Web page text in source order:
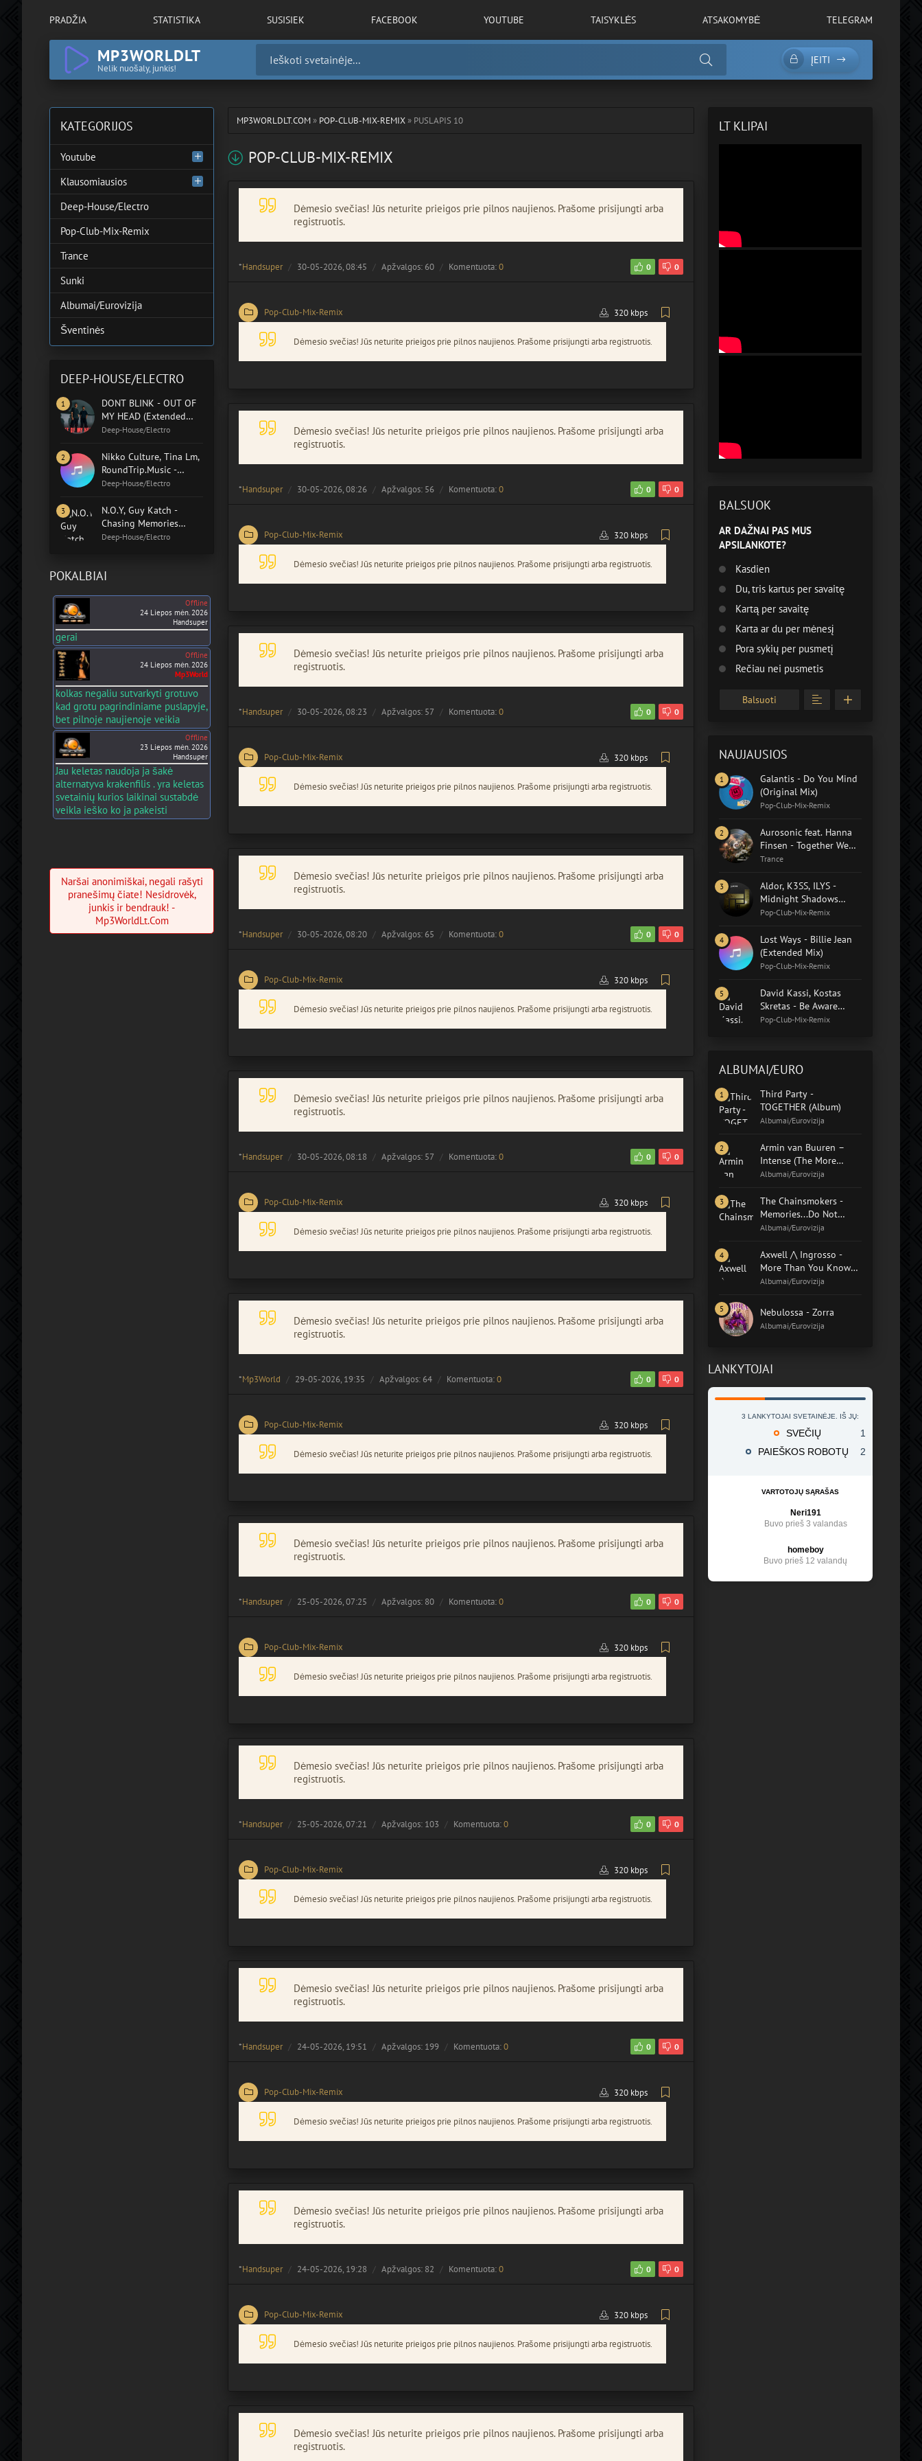
PRADŽIA STATISTIKA SUSISIEK FACEBOOK YOUTUBE TAISYKLĖS ATSAKOMYBĖ TELEGRAM
MP3WORLDLT
Nelik nuošaly, junkis!
ĮEITI
MP3WORLDLT.COM» POP-CLUB-MIX-REMIX» PUSLAPIS 10
POP-CLUB-MIX-REMIX
Dėmesio svečias! Jūs neturite prieigos prie pilnos naujienos. Prašome prisijungti arba
registruotis.
*Handsuper 30-05-2026, 08:45 Apžvalgos: 60 Komentuota:0 0 0
Pop-Club-Mix-Remix 320 kbps
Dėmesio svečias! Jūs neturite prieigos prie pilnos naujienos. Prašome prisijungti arba registruotis.
Dėmesio svečias! Jūs neturite prieigos prie pilnos naujienos. Prašome prisijungti arba
registruotis.
*Handsuper 30-05-2026, 08:26 Apžvalgos: 56 Komentuota:0 0 0
Pop-Club-Mix-Remix 320 kbps
Dėmesio svečias! Jūs neturite prieigos prie pilnos naujienos. Prašome prisijungti arba registruotis.
Dėmesio svečias! Jūs neturite prieigos prie pilnos naujienos. Prašome prisijungti arba
registruotis.
*Handsuper 30-05-2026, 08:23 Apžvalgos: 57 Komentuota:0 0 0
Pop-Club-Mix-Remix 320 kbps
Dėmesio svečias! Jūs neturite prieigos prie pilnos naujienos. Prašome prisijungti arba registruotis.
Dėmesio svečias! Jūs neturite prieigos prie pilnos naujienos. Prašome prisijungti arba
registruotis.
*Handsuper 30-05-2026, 08:20 Apžvalgos: 65 Komentuota:0 0 0
Pop-Club-Mix-Remix 320 kbps
Dėmesio svečias! Jūs neturite prieigos prie pilnos naujienos. Prašome prisijungti arba registruotis.
Dėmesio svečias! Jūs neturite prieigos prie pilnos naujienos. Prašome prisijungti arba
registruotis.
*Handsuper 30-05-2026, 08:18 Apžvalgos: 57 Komentuota:0 0 0
Pop-Club-Mix-Remix 320 kbps
Dėmesio svečias! Jūs neturite prieigos prie pilnos naujienos. Prašome prisijungti arba registruotis.
Dėmesio svečias! Jūs neturite prieigos prie pilnos naujienos. Prašome prisijungti arba
registruotis.
*Mp3World 29-05-2026, 19:35 Apžvalgos: 64 Komentuota:0 0 0
Pop-Club-Mix-Remix 320 kbps
Dėmesio svečias! Jūs neturite prieigos prie pilnos naujienos. Prašome prisijungti arba registruotis.
Dėmesio svečias! Jūs neturite prieigos prie pilnos naujienos. Prašome prisijungti arba
registruotis.
*Handsuper 25-05-2026, 07:25 Apžvalgos: 80 Komentuota:0 0 0
Pop-Club-Mix-Remix 320 kbps
Dėmesio svečias! Jūs neturite prieigos prie pilnos naujienos. Prašome prisijungti arba registruotis.
Dėmesio svečias! Jūs neturite prieigos prie pilnos naujienos. Prašome prisijungti arba
registruotis.
*Handsuper 25-05-2026, 07:21 Apžvalgos: 103 Komentuota:0 0 0
Pop-Club-Mix-Remix 320 kbps
Dėmesio svečias! Jūs neturite prieigos prie pilnos naujienos. Prašome prisijungti arba registruotis.
Dėmesio svečias! Jūs neturite prieigos prie pilnos naujienos. Prašome prisijungti arba
registruotis.
*Handsuper 24-05-2026, 19:51 Apžvalgos: 199 Komentuota:0 0 0
Pop-Club-Mix-Remix 320 kbps
Dėmesio svečias! Jūs neturite prieigos prie pilnos naujienos. Prašome prisijungti arba registruotis.
Dėmesio svečias! Jūs neturite prieigos prie pilnos naujienos. Prašome prisijungti arba
registruotis.
*Handsuper 24-05-2026, 19:28 Apžvalgos: 82 Komentuota:0 0 0
Pop-Club-Mix-Remix 320 kbps
Dėmesio svečias! Jūs neturite prieigos prie pilnos naujienos. Prašome prisijungti arba registruotis.
Dėmesio svečias! Jūs neturite prieigos prie pilnos naujienos. Prašome prisijungti arba
registruotis.
KATEGORIJOS
Youtube
Klausomiausios
Deep-House/Electro
Pop-Club-Mix-Remix
Trance
Sunki
Albumai/Eurovizija
Šventinės
DEEP-HOUSE/ELECTRO
DONT BLINK - OUT OF
MY HEAD (Extended
Mix)
Deep-House/Electro
Nikko Culture, Tina Lm,
RoundTrip.Music -
Home In You (Original
Deep-House/Electro
N.O.Y, Guy Katch -
Chasing Memories
(Extended Mix)
Deep-House/Electro
POKALBIAI
Offline
24 Liepos mėn. 2026
Handsuper
gerai
Offline
24 Liepos mėn. 2026
Mp3World
kolkas negaliu sutvarkyti grotuvo
kad grotu pagrindiniame puslapyje,
bet pilnoje naujienoje veikia
Offline
23 Liepos mėn. 2026
Handsuper
Jau keletas naudoja ja šakė
alternatyva krakenfilis . yra keletas
svetainių kurios laikinai sustabdė
veikla ieško ko ja pakeisti
Naršai anonimiškai, negali rašyti
pranešimų čiate! Nesidrovėk,
junkis ir bendrauk! -
Mp3WorldLt.Com
LT KLIPAI
BALSUOK
AR DAŽNAI PAS MUS
APSILANKOTE?
Kasdien
Du, tris kartus per savaitę
Kartą per savaitę
Karta ar du per mėnesį
Pora sykių per pusmetį
Rečiau nei pusmetis
Balsuoti
NAUJAUSIOS
Galantis - Do You Mind
(Original Mix)
Pop-Club-Mix-Remix
Aurosonic feat. Hanna
Finsen - Together We
Heal (Extended Mix)
Trance
Aldor, K3SS, ILYS -
Midnight Shadows
(Aldor Extended Remix)
Pop-Club-Mix-Remix
Lost Ways - Billie Jean
(Extended Mix)
Pop-Club-Mix-Remix
David Kassi, Kostas
Skretas - Be Aware
(Extended Mix)
Pop-Club-Mix-Remix
ALBUMAI/EURO
Third Party -
TOGETHER (Album)
Albumai/Eurovizija
Armin van Buuren –
Intense (The More
Intense Edition)
Albumai/Eurovizija
The Chainsmokers -
Memories...Do Not
Open (Album)
Albumai/Eurovizija
Axwell /\ Ingrosso -
More Than You Know
(Album)
Albumai/Eurovizija
Nebulossa - Zorra
Albumai/Eurovizija
LANKYTOJAI
3 LANKYTOJAI SVETAINĖJE. IŠ JŲ:
SVEČIŲ
1
PAIEŠKOS ROBOTŲ
2
VARTOTOJŲ SĄRAŠAS
Neri191
Buvo prieš 3 valandas
homeboy
Buvo prieš 12 valandų